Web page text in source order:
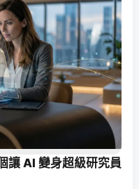
讓 AI 變身超級研究員